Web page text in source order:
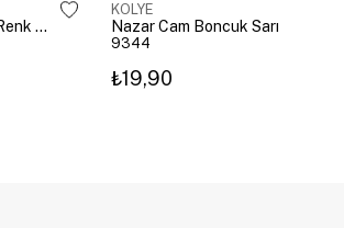
Çelik İtalyan Zincir Kolye Gümüş Renk 40 cm
KOLYE
Nazar Cam Boncuk Sarı
9344
₺19,90